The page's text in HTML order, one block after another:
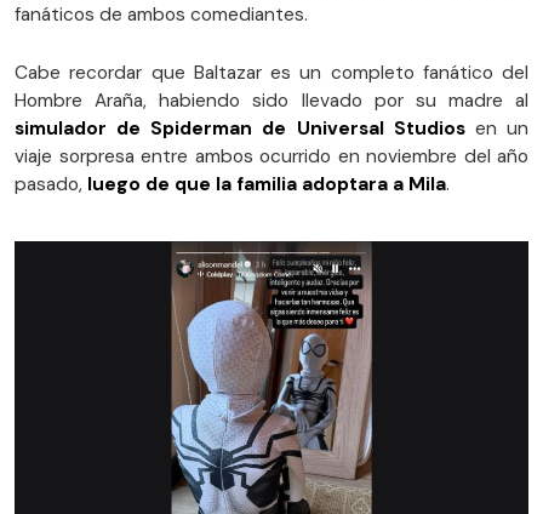
fanáticos de ambos comediantes.
Cabe recordar que Baltazar es un completo fanático del
Hombre Araña, habiendo sido llevado por su madre al
simulador de Spiderman de Universal Studios en un
viaje sorpresa entre ambos ocurrido en noviembre del año
pasado, luego de que la familia adoptara a Mila.